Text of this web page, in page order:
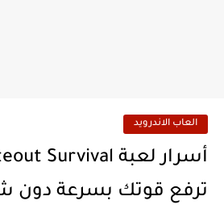
العاب الاندرويد
ترفع قوتك بسرعة دون